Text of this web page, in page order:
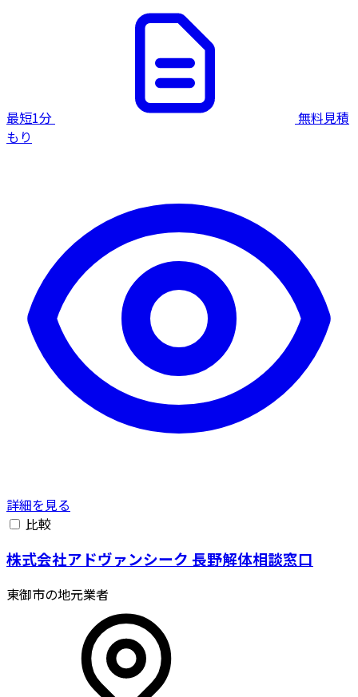
最短1分
無料見積
もり
詳細を見る
比較
株式会社アドヴァンシーク 長野解体相談窓口
東御市の地元業者